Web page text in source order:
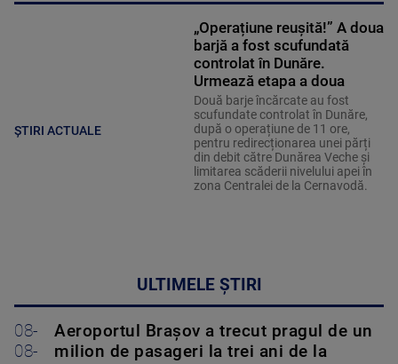
ȘTIRI ACTUALE
„Operațiune reușită!” A doua
barjă a fost scufundată
controlat în Dunăre.
Urmează etapa a doua
Două barje încărcate au fost
scufundate controlat în Dunăre,
după o operațiune de 11 ore,
pentru redirecționarea unei părți
din debit către Dunărea Veche și
limitarea scăderii nivelului apei în
zona Centralei de la Cernavodă.
ULTIMELE ȘTIRI
08-
08-
Aeroportul Brașov a trecut pragul de un
milion de pasageri la trei ani de la